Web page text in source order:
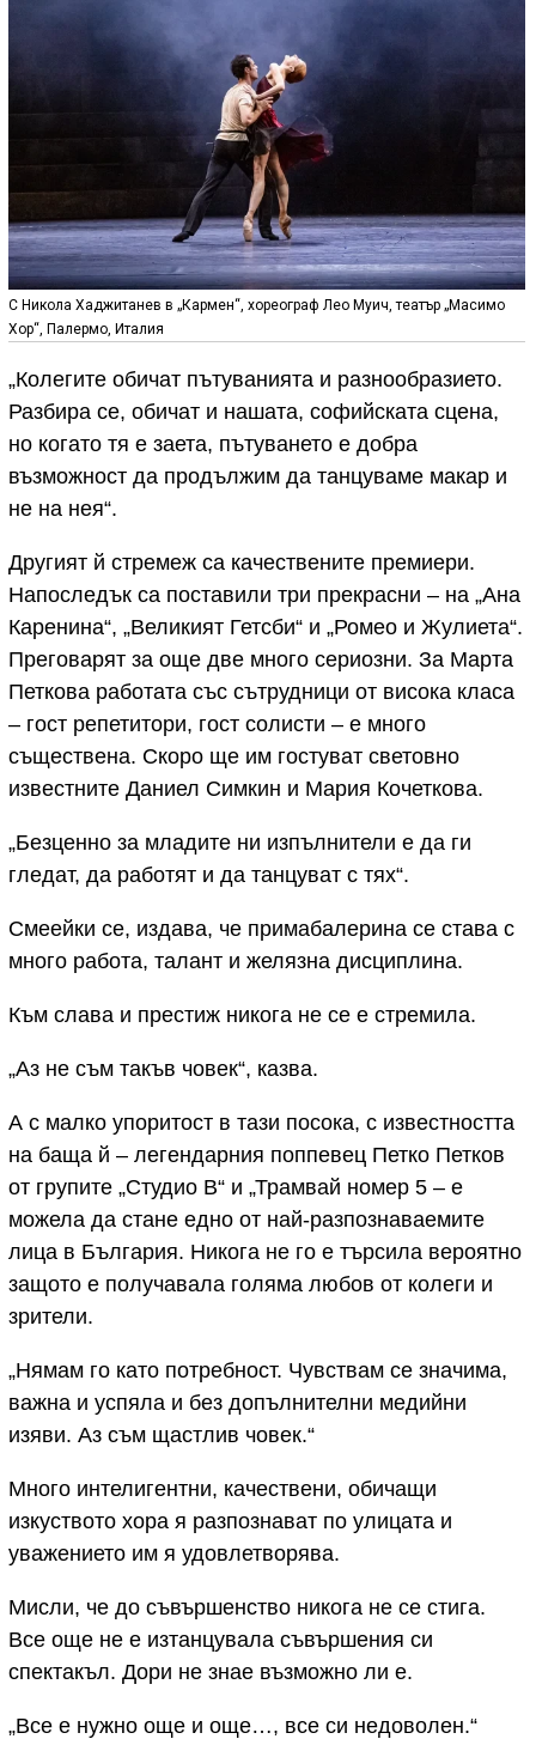
С Никола Хаджитанев в „Кармен“, хореограф Лео Муич, театър „Масимо
Хор“, Палермо, Италия
„Колегите обичат пътуванията и разнообразието.
Разбира се, обичат и нашата, софийската сцена,
но когато тя е заета, пътуването е добра
възможност да продължим да танцуваме макар и
не на нея“.
Другият й стремеж са качествените премиери.
Напоследък са поставили три прекрасни – на „Ана
Каренина“, „Великият Гетсби“ и „Ромео и Жулиета“.
Преговарят за още две много сериозни. За Марта
Петкова работата със сътрудници от висока класа
– гост репетитори, гост солисти – е много
съществена. Скоро ще им гостуват световно
известните Даниел Симкин и Мария Кочеткова.
„Безценно за младите ни изпълнители е да ги
гледат, да работят и да танцуват с тях“.
Смеейки се, издава, че примабалерина се става с
много работа, талант и желязна дисциплина.
Към слава и престиж никога не се е стремила.
„Аз не съм такъв човек“, казва.
А с малко упоритост в тази посока, с известността
на баща й – легендарния поппевец Петко Петков
от групите „Студио В“ и „Трамвай номер 5 – е
можела да стане едно от най-разпознаваемите
лица в България. Никога не го е търсила вероятно
защото е получавала голяма любов от колеги и
зрители.
„Нямам го като потребност. Чувствам се значима,
важна и успяла и без допълнителни медийни
изяви. Аз съм щастлив човек.“
Много интелигентни, качествени, обичащи
изкуството хора я разпознават по улицата и
уважението им я удовлетворява.
Мисли, че до съвършенство никога не се стига.
Все още не е изтанцувала съвършения си
спектакъл. Дори не знае възможно ли е.
„Все е нужно още и още…, все си недоволен.“